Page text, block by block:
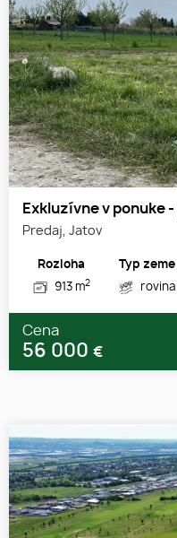
Exkluzívne v ponuke
Predaj, Jatov
Rozloha
913 m2
Typ zeme
rovina
Cena
56 000 €